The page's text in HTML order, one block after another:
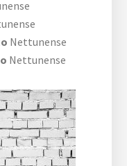
Nettunense
Nettunense